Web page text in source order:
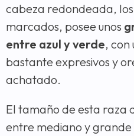
cabeza redondeada,
marcados, posee unos
entre azul y verde, con
bastante expresivos y
achatado.
El tamaño de esta raza
entre mediano y